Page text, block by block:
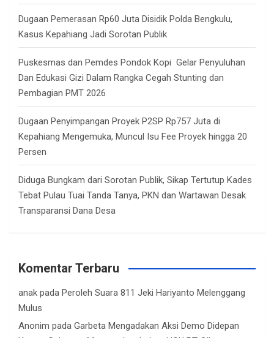
Dugaan Pemerasan Rp60 Juta Disidik Polda Bengkulu,
Kasus Kepahiang Jadi Sorotan Publik
Puskesmas dan Pemdes Pondok Kopi Gelar Penyuluhan
Dan Edukasi Gizi Dalam Rangka Cegah Stunting dan
Pembagian PMT 2026
Dugaan Penyimpangan Proyek P2SP Rp757 Juta di
Kepahiang Mengemuka, Muncul Isu Fee Proyek hingga 20
Persen
Diduga Bungkam dari Sorotan Publik, Sikap Tertutup Kades
Tebat Pulau Tuai Tanda Tanya, PKN dan Wartawan Desak
Transparansi Dana Desa
Komentar Terbaru
anak pada Peroleh Suara 811 Jeki Hariyanto Melenggang
Mulus
Anonim pada Garbeta Mengadakan Aksi Demo Didepan